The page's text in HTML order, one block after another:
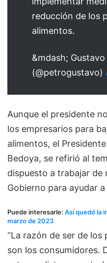
reducción de los
alimentos.
&mdash;
(@petrogustavo)
Aunque el presidente
los empresarios para
alimentos, el
Bedoya, se refirió al
dispuesto a trabajar de
Gobierno para ayudar
Puede interesarle: Así quedó la
marzo de 2023
“La razón de ser de
son los consumidores.